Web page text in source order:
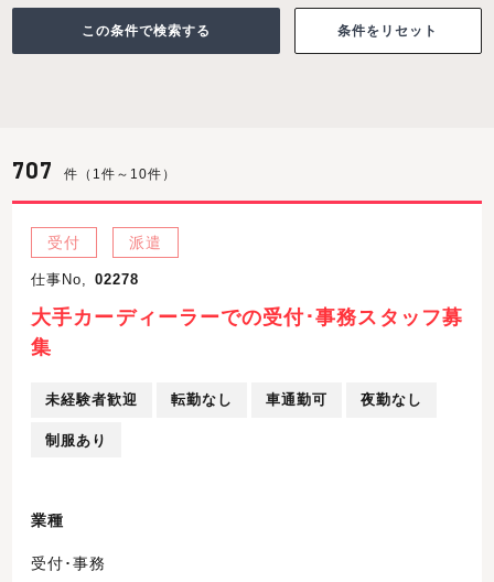
条件をリセット
707 件（1件～10件）
受付 派遣
仕事No, 02278
大手カーディーラーでの受付･事務スタッフ募
集
未経験者歓迎 転勤なし 車通勤可 夜勤なし
制服あり
業種
受付･事務